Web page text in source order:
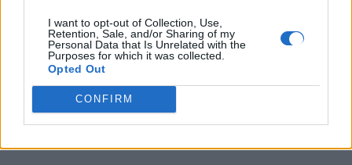
I want to opt-out of Collection, Use,
Retention, Sale, and/or Sharing of my
Personal Data that Is Unrelated with the
Purposes for which it was collected.
Opted Out
CONFIRM
«Πολύ ικανοποιητική η πορεία των εργασιών»
7 Αυγούστου, 2026
Λέμβος με δεκάδες μετανάστες νότια του Ηρακλείου –
Ανάμεσά τους παιδιά
7 Αυγούστου, 2026